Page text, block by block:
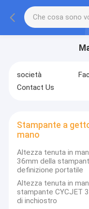
società
Contact Us
Stampante a
mano
Altezza tenuta in
36mm della
definizione portatile
Altezza tenuta in
stampante CYCJET
di inchiostro